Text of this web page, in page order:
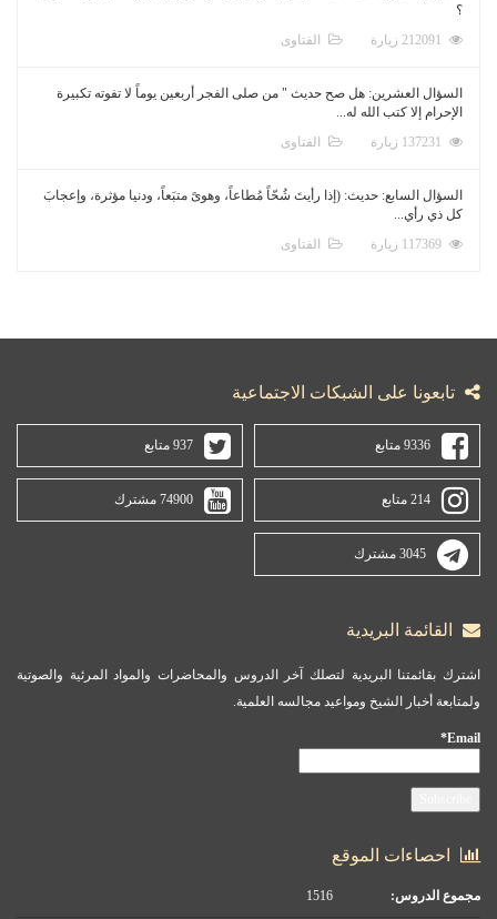
؟
الفتاوى
السؤال العشرين: هل صح حديث " من صلى الفجر أربعين يوماً لا تفوته تكبيرة
الإحرام إلا كتب الله له...
الفتاوى
السؤال السابع: حديث: (إذا رأيتَ شُحّاً مُطاعاً، وهوىً متبَعاً، ودنيا مؤثرة، وإعجابَ
كل ذي رأي...
الفتاوى
تابعونا على الشبكات الاجتماعية
9336 متابع 937 متابع
214 متابع 74900 مشترك
3045 مشترك
القائمة البريدية
اشترك بقائمتنا البريدية لتصلك آخر الدروس والمحاضرات والمواد المرئية والصوتية
ولمتابعة أخبار الشيخ ومواعيد مجالسه العلمية.
Email*
احصاءات الموقع
مجموع الدروس: